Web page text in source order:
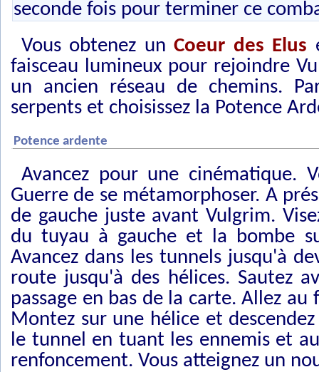
seconde fois pour terminer ce
Vous obtenez unCoeur des Elus
faisceau lumineux pour rejoindre
un ancien réseau de chemins.
serpents et choisissez la Potence
Potence ardente
Avancez pour une cinématique.
Guerre de se métamorphoser. A
de gauche juste avant Vulgrim.
du tuyau à gauche et la bombe
Avancez dans les tunnels jusqu'à
route jusqu'à des hélices. Sautez
passage en bas de la carte. Allez
Montez sur une hélice et
le tunnel en tuant les ennemis et
renfoncement. Vous atteignez un